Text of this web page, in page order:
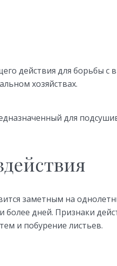
действия для борьбы с
хозяйствах.
для
заметным на
более дней. Признаки
и побурение листьев.